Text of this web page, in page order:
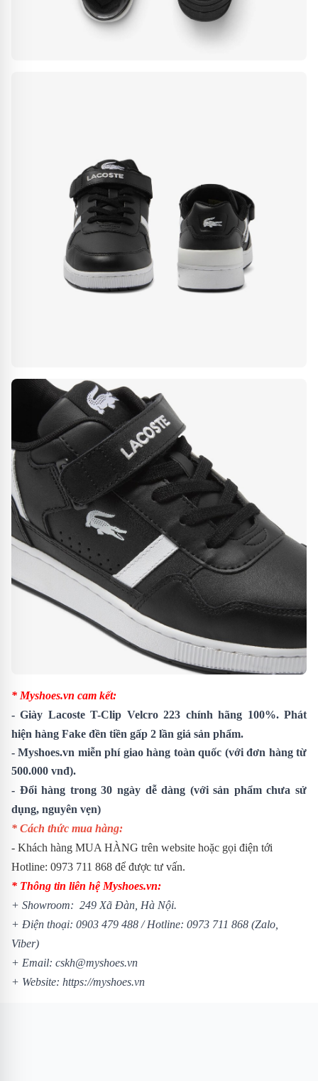
* Myshoes.vn cam kết:
-Giày Lacoste T-Clip Velcro 223 chính hãng 100%. Phát
hiện hàng Fake đền tiền gấp 2 lần giá sản phẩm.
- Myshoes.vn miễn phí giao hàng toàn quốc (với đơn hàng từ
500.000 vnđ).
- Đổi hàng trong 30 ngày dễ dàng (với sản phẩm chưa sử
dụng, nguyên vẹn)
* Cách thức mua hàng:
- Khách hàng MUA HÀNG trên website hoặc gọi điện tới
Hotline: 0973 711 868 để được tư vấn.
* Thông tin liên hệ Myshoes.vn:
+ Showroom: 249 Xã Đàn, Hà Nội.
+ Điện thoại: 0903 479 488 /Hotline: 0973 711 868 (Zalo,
Viber)
+ Email: cskh@myshoes.vn
+ Website: https://myshoes.vn